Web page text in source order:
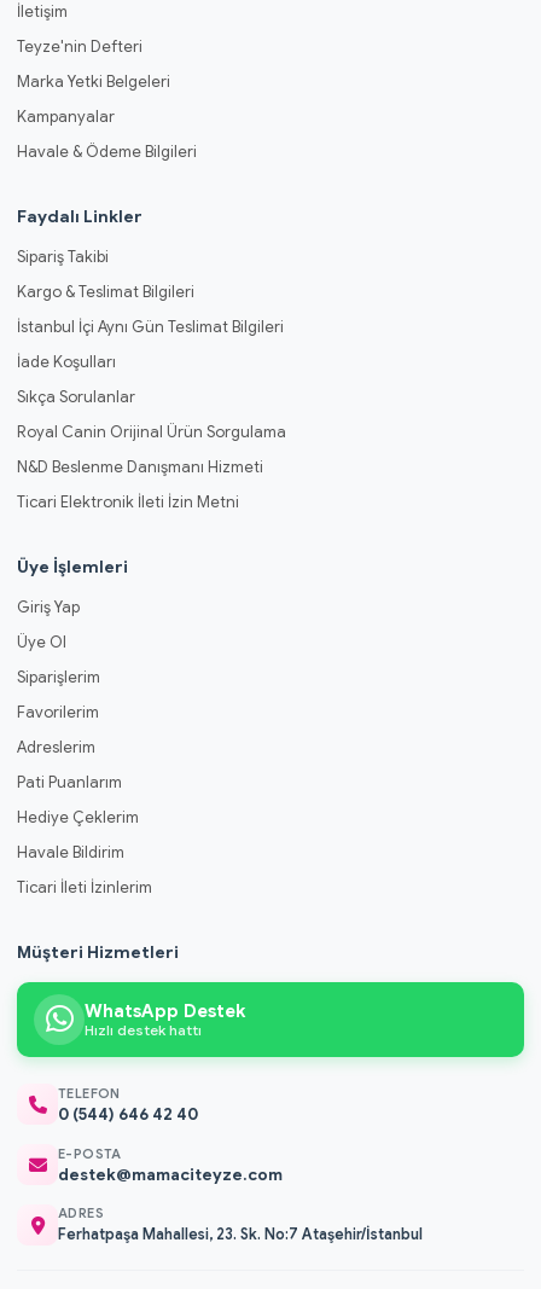
İletişim
Teyze'nin Defteri
Marka Yetki Belgeleri
Kampanyalar
Havale & Ödeme Bilgileri
Faydalı Linkler
Sipariş Takibi
Kargo & Teslimat Bilgileri
İstanbul İçi Aynı Gün Teslimat Bilgileri
İade Koşulları
Sıkça Sorulanlar
Royal Canin Orijinal Ürün Sorgulama
N&D Beslenme Danışmanı Hizmeti
Ticari Elektronik İleti İzin Metni
Üye İşlemleri
Giriş Yap
Üye Ol
Siparişlerim
Favorilerim
Adreslerim
Pati Puanlarım
Hediye Çeklerim
Havale Bildirim
Ticari İleti İzinlerim
Müşteri Hizmetleri
WhatsApp Destek
Hızlı destek hattı
TELEFON
0 (544) 646 42 40
E-POSTA
destek@mamaciteyze.com
ADRES
Ferhatpaşa Mahallesi, 23. Sk. No:7 Ataşehir/İstanbul